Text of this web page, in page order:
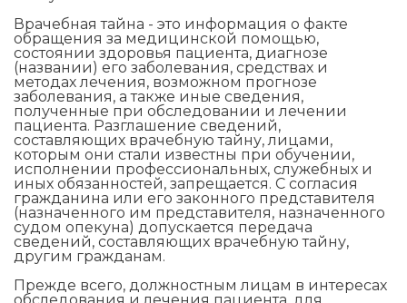
Врачебная тайна - это информация о факте
обращения за медицинской помощью,
состоянии здоровья пациента, диагнозе
(названии) его заболевания, средствах и
методах лечения, возможном прогнозе
заболевания, а также иные сведения,
полученные при обследовании и лечении
пациента. Разглашение сведений,
составляющих врачебную тайну, лицами,
которым они стали известны при обучении,
исполнении профессиональных, служебных и
иных обязанностей, запрещается. С согласия
гражданина или его законного представителя
(назначенного им представителя, назначенного
судом опекуна) допускается передача
сведений, составляющих врачебную тайну,
другим гражданам.
Прежде всего, должностным лицам в интересах